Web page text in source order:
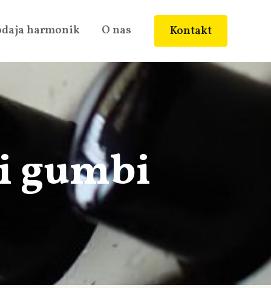
harmonik O nas Kontakt
gumbi